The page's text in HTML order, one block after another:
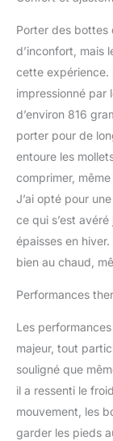
Porter des bottes
d’inconfort, mais
cette expérience.
impressionné par
d’environ 816
porter pour de
entoure les
comprimer,
J’ai opté pour
ce qui s’est
épaisses en
bien au chaud,
Performances
Les
majeur, tout
souligné que
il a ressenti le
mouvement, les
garder les pieds